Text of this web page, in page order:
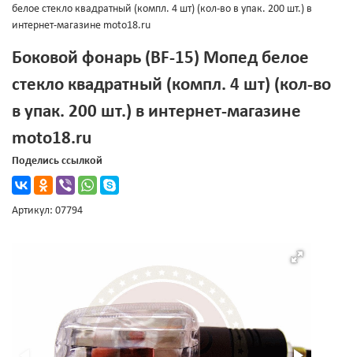
белое стекло квадратный (компл. 4 шт) (кол-во в упак. 200 шт.) в
интернет-магазине moto18.ru
Боковой фонарь (BF-15) Мопед белое
стекло квадратный (компл. 4 шт) (кол-во
в упак. 200 шт.) в интернет-магазине
moto18.ru
Поделись ссылкой
Артикул: 07794